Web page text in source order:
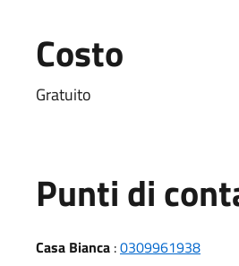
Costo
Gratuito
Punti di
Casa Bianca:0309961938